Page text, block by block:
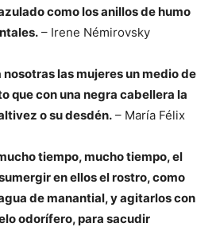
como los anillos de humo
– Irene Némirovsky
nosotras las mujeres un medio de
que con una negra cabellera la
o su desdén. – María Félix
tiempo, mucho tiempo, el
en ellos el rostro, como
de manantial, y agitarlos con
odorífero, para sacudir